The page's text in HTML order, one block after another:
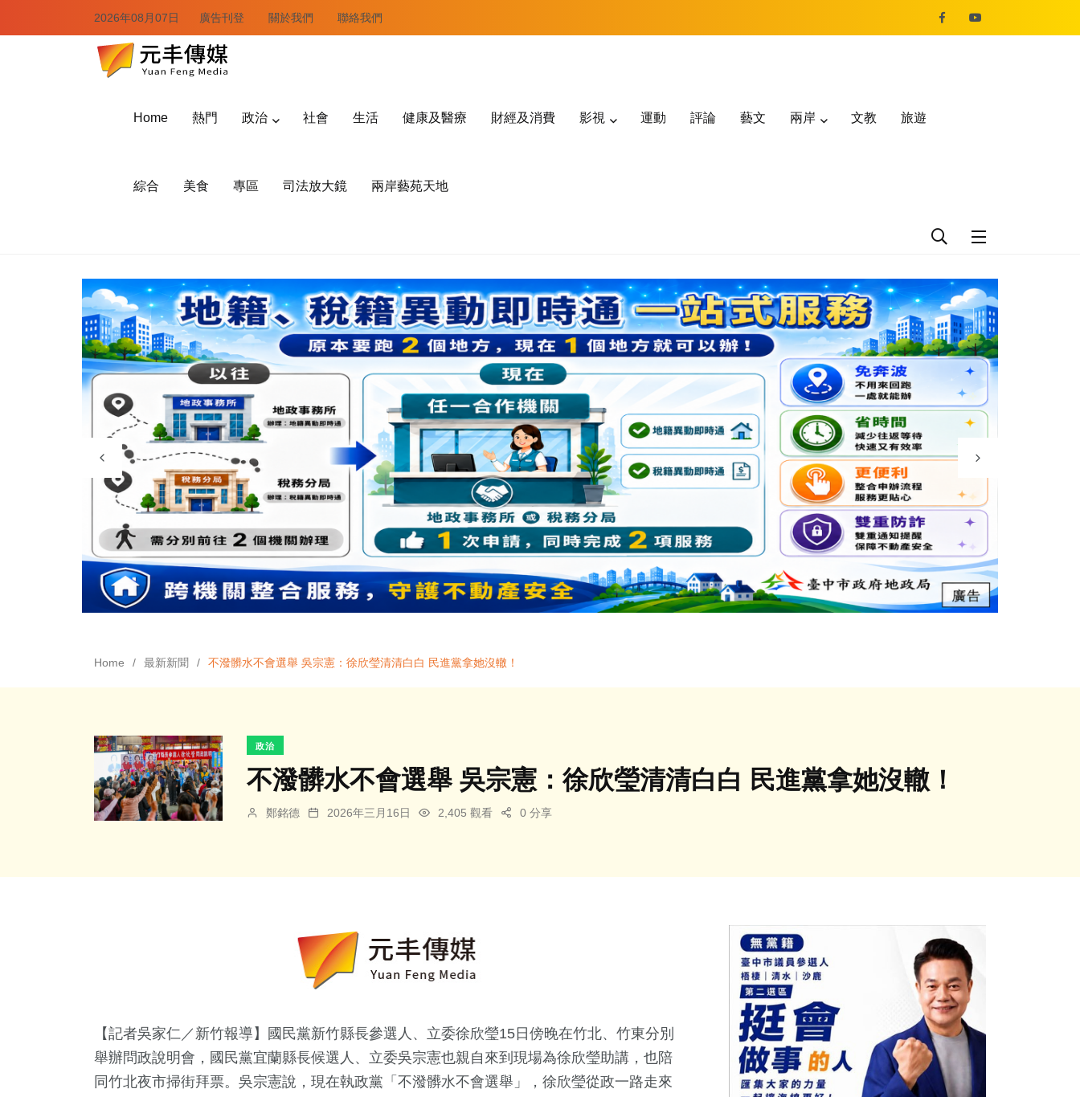
2026年08月07日 廣告刊登 關於我們 聯絡我們
Home 熱門 政治 社會 生活 健康及醫療 財經及消費 影視 運動 評論 藝文 兩岸 文教 旅遊
綜合 美食 專區 司法放大鏡 兩岸藝苑天地
Home 最新新聞 不潑髒水不會選舉 吳宗憲：徐欣瑩清清白白 民進黨拿她沒轍！
政治
不潑髒水不會選舉 吳宗憲：徐欣瑩清清白白 民進黨拿她沒轍！
鄭銘德 2026年三月16日 2,405 觀看 0 分享
【記者吳家仁／新竹報導】國民黨新竹縣長參選人、立委徐欣瑩15日傍晚在竹北、竹東分別
舉辦問政說明會，國民黨宜蘭縣長候選人、立委吳宗憲也親自來到現場為徐欣瑩助講，也陪
同竹北夜市掃街拜票。吳宗憲說，現在執政黨「不潑髒水不會選舉」，徐欣瑩從政一路走來